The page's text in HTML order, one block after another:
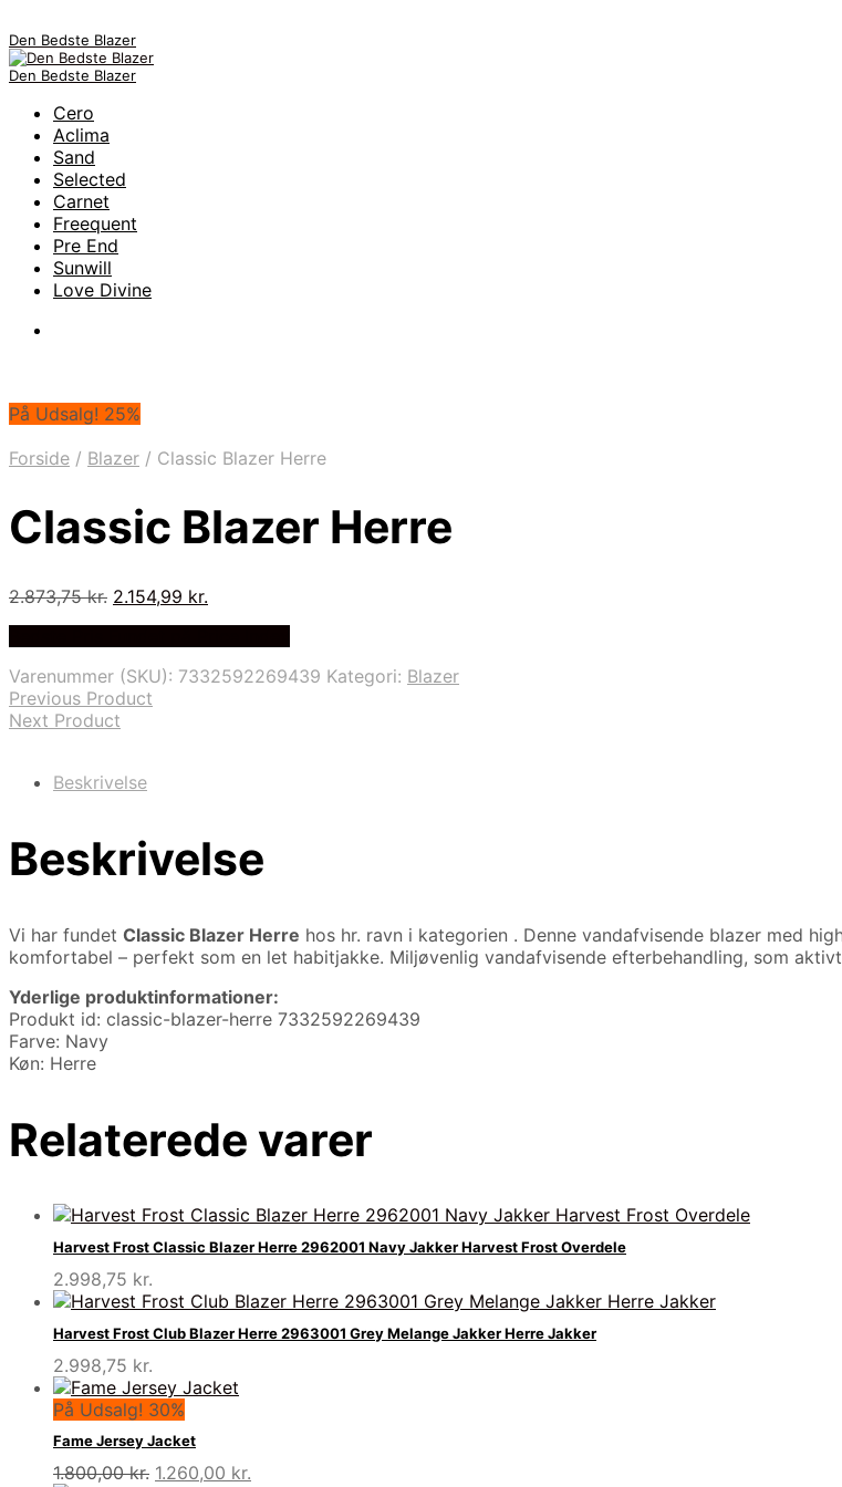
Den Bedste Blazer
Den Bedste Blazer
Cero
Aclima
Sand
Selected
Carnet
Freequent
Pre End
Sunwill
Love Divine
På Udsalg! 25%
Forside / Blazer / Classic Blazer Herre
Classic Blazer Herre
2.873,75kr. Den
2.873,75 kr..
2.154,99 kr.
2.154,99 kr..
Varenummer (SKU): 7332592269439 Kategori: Blazer
Previous Product
Next Product
Beskrivelse
Beskrivelse
Vi har fundet Classic Blazer Herre hos hr. ravn i kategorien . Denne vandafvisende blazer med
komfortabel – perfekt som en let habitjakke. Miljøvenlig vandafvisende efterbehandling, som
Yderlige produktinformationer:
Produkt id: classic-blazer-herre 7332592269439
Farve: Navy
Køn: Herre
Relaterede varer
Harvest Frost Classic Blazer Herre 2962001 Navy Jakker Harvest Frost Overdele
2.998,75 kr.
Harvest Frost Club Blazer Herre 2963001 Grey Melange Jakker Herre Jakker
2.998,75 kr.
På Udsalg! 30%
Fame Jersey Jacket
1.800,00kr. Den
1.260,00 kr.